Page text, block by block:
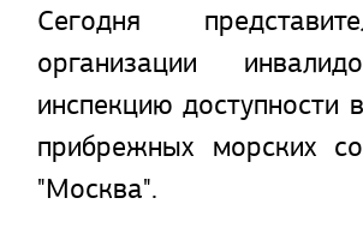
Сегодня
организации
инспекцию доступности
прибрежных морских
"Москва".